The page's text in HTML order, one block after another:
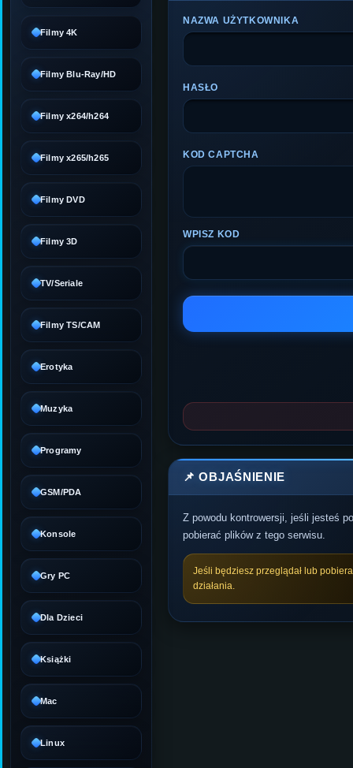
Filmy 4K
Filmy Blu-Ray/HD
Filmy x264/h264
Filmy x265/h265
Filmy DVD
Filmy 3D
TV/Seriale
Filmy TS/CAM
Erotyka
Muzyka
Programy
GSM/PDA
Konsole
Gry PC
Dla Dzieci
Książki
Mac
Linux
NAZWA UŻYTKOWNIKA
HASŁO
KOD CAPTCHA
WPISZ KOD
📌 OBJAŚNIENIE
Z powodu kontrowersji, jeśli jesteś
pobierać plików z tego serwisu.
Jeśli będziesz przeglądał lub
działania.